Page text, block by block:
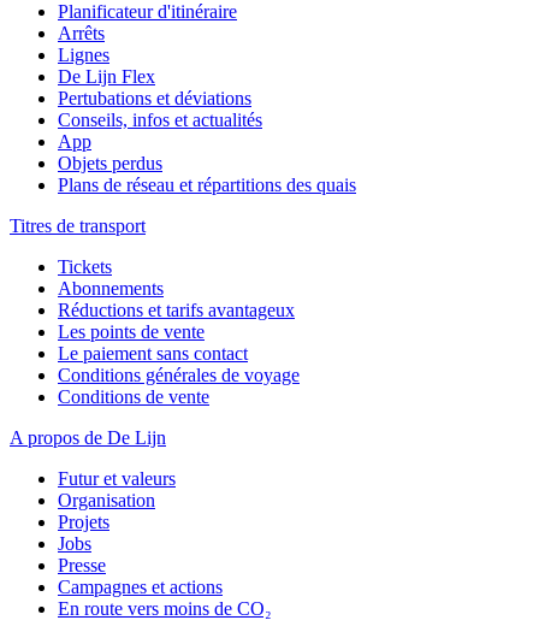
Planificateur d'itinéraire
Arrêts
Lignes
De Lijn Flex
Pertubations et déviations
Conseils, infos et actualités
App
Objets perdus
Plans de réseau et répartitions des quais
Titres de transport
Tickets
Abonnements
Réductions et tarifs avantageux
Les points de vente
Le paiement sans contact
Conditions générales de voyage
Conditions de vente
A propos de De Lijn
Futur et valeurs
Organisation
Projets
Jobs
Presse
Campagnes et actions
En route vers moins de CO₂